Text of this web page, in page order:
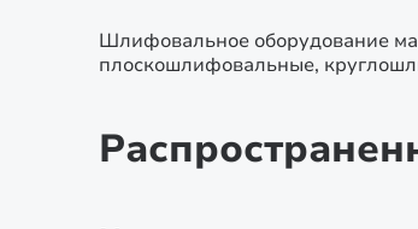
Шлифовальное оборудование
плоскошлифовальные,